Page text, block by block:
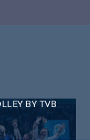
BY TVB